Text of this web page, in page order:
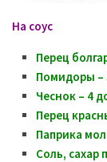
На соус
Перец
Помидоры –
Чеснок – 4
Перец
Паприка
Соль, сахар